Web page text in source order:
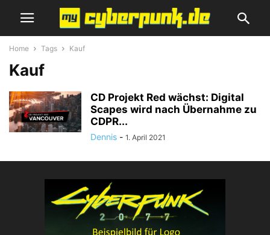
Home Tags Kauf
Kauf
CD Projekt Red wächst: Digital
Scapes wird nach Übernahme zu
CDPR...
Dennis - 1. April 2021